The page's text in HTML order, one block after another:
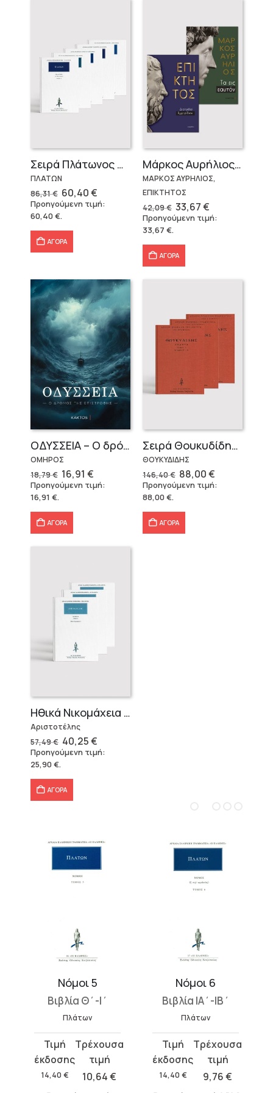
Σειρά Πλάτωνος Πολιτεία
ΠΛΑΤΩΝ
86,31€ Original
price
was:
86,31 €.
60,40€Η
τρέχουσα
τιμή
Προηγούμενη τιμή:
60,40€.
ΑΓΟΡΑ
Μάρκος Αυρήλιος & Επίκτητος (Επίτομα)
ΜΑΡΚΟΣ ΑΥΡΗΛΙΟΣ,
ΕΠΙΚΤΗΤΟΣ
42,09€ Original
price
was:
33,67€Η
τρέχουσα
τιμή
Προηγούμενη τιμή:
33,67 €.
ΑΓΟΡΑ
OΔΥΣΣΕΙΑ – Ο δρόμος της επιστροφής
ΟΜΗΡΟΣ
18,79€ Original
price
was:
16,91 €Η
τρέχουσα
τιμή
Προηγούμενη τιμή:
16,91 €.
ΑΓΟΡΑ
Σειρά Θουκυδίδης – Δεμένο (4 τόμοι)
ΘΟΥΚΥΔΙΔΗΣ
146,40€ Original
price
was:
88,00€Η
τρέχουσα
τιμή
Προηγούμενη τιμή:
88,00€.
ΑΓΟΡΑ
Ηθικά Νικομάχεια (3 τόμοι)
Αριστοτέλης
57,49€ Original
price
was:
40,25€Η
τρέχουσα
τιμή
Προηγούμενη τιμή:
25,90€.
ΑΓΟΡΑ
Νόμοι 5
Βιβλία Θ΄-Ι΄
Πλάτων
14,40€
Original
price
10,64€
τρέχουσα
Νόμοι 6
Βιβλία ΙΑ΄-ΙΒ΄
Πλάτων
14,40€
Original
price
9,76€
τρέχουσα